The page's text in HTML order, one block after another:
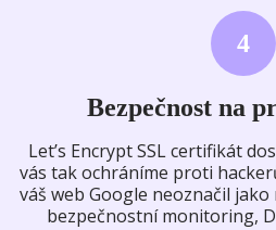
4
Bezpečnost na
Let’s Encrypt SSL certifikát
vás tak ochráníme proti
váš web Google neoznačil
bezpečnostní monitoring,